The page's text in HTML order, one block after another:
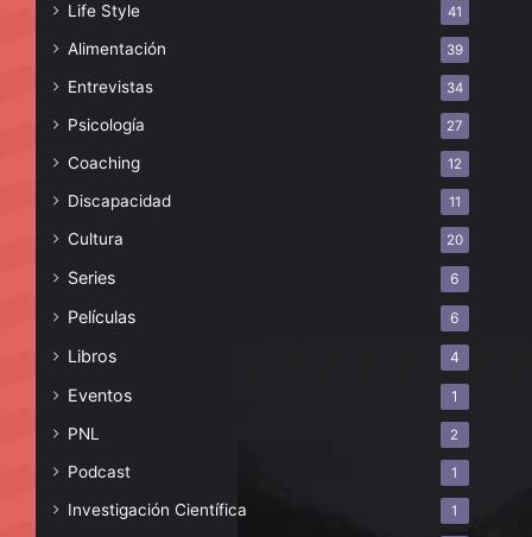
Life Style 41
Alimentación 39
Entrevistas 34
Psicología 27
Coaching 12
Discapacidad 11
Cultura 20
Series 6
Películas 6
Libros 4
Eventos 1
PNL 2
Podcast 1
Investigación Científica 1